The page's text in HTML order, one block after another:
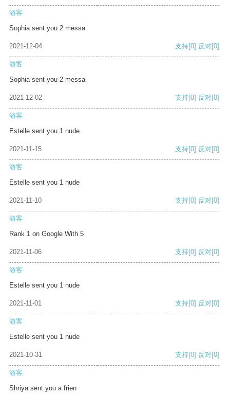
游客
Sophia sent you 2 messa
2021-12-04 支持[0] 反对[0]
游客
Sophia sent you 2 messa
2021-12-02 支持[0] 反对[0]
游客
Estelle sent you 1 nude
2021-11-15 支持[0] 反对[0]
游客
Estelle sent you 1 nude
2021-11-10 支持[0] 反对[0]
游客
Rank 1 on Google With 5
2021-11-06 支持[0] 反对[0]
游客
Estelle sent you 1 nude
2021-11-01 支持[0] 反对[0]
游客
Estelle sent you 1 nude
2021-10-31 支持[0] 反对[0]
游客
Shriya sent you a frien